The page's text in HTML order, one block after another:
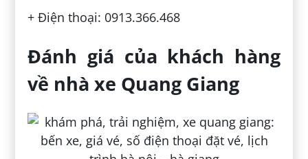
+ Điện thoại: 0913.366.468
Đánh giá của khách hàng
về nhà xe Quang Giang